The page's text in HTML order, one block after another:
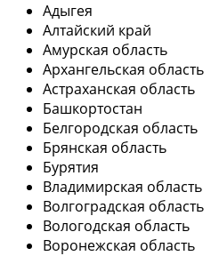
Адыгея
Алтайский край
Амурская область
Архангельская область
Астраханская область
Башкортостан
Белгородская область
Брянская область
Бурятия
Владимирская область
Волгоградская область
Вологодская область
Воронежская область